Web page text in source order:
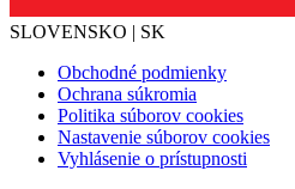
SLOVENSKO | SK
Obchodné podmienky
Ochrana súkromia
Politika súborov cookies
Nastavenie súborov cookies
Vyhlásenie o prístupnosti